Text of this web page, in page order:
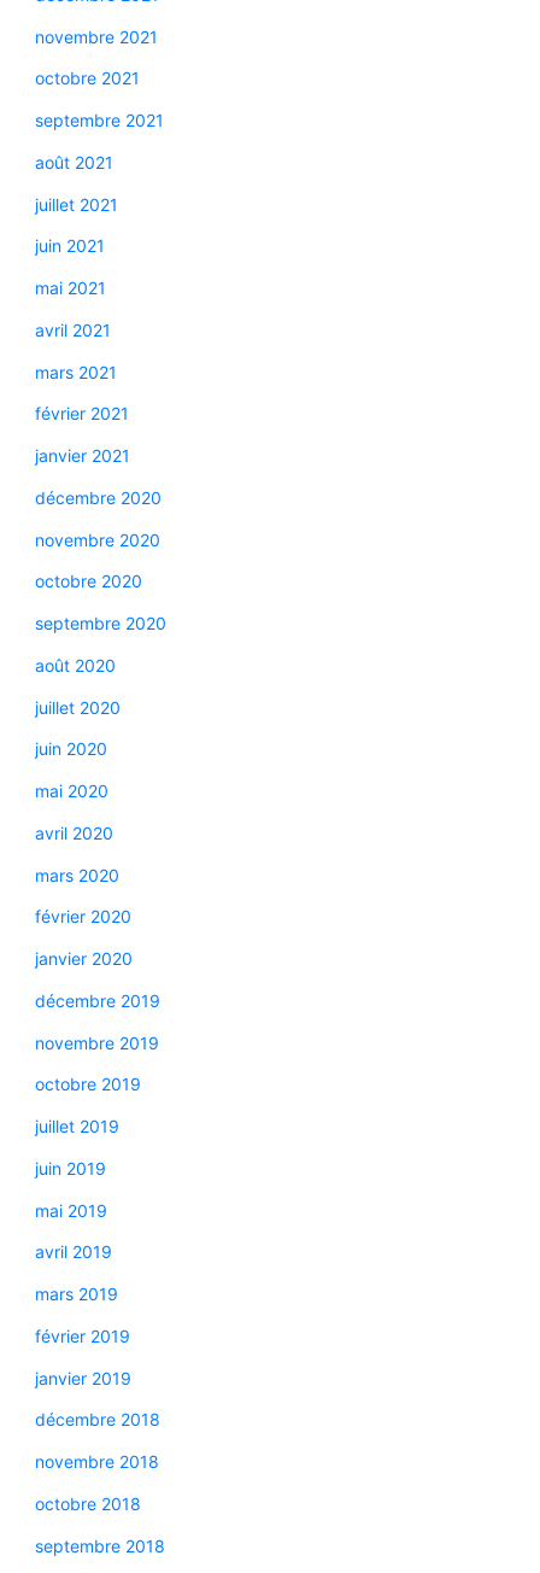
novembre 2021
octobre 2021
septembre 2021
août 2021
juillet 2021
juin 2021
mai 2021
avril 2021
mars 2021
février 2021
janvier 2021
décembre 2020
novembre 2020
octobre 2020
septembre 2020
août 2020
juillet 2020
juin 2020
mai 2020
avril 2020
mars 2020
février 2020
janvier 2020
décembre 2019
novembre 2019
octobre 2019
juillet 2019
juin 2019
mai 2019
avril 2019
mars 2019
février 2019
janvier 2019
décembre 2018
novembre 2018
octobre 2018
septembre 2018